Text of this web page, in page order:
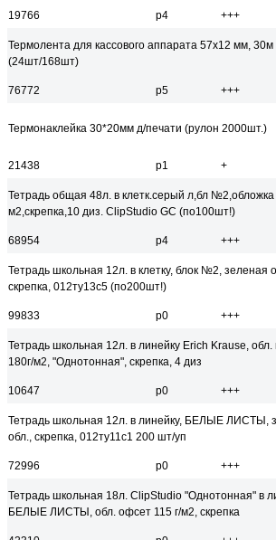
19766 р4 +++
Термолента для кассового аппарата 57х12 мм, 30м
(24шт/168шт)
76772 р5 +++
Термонаклейка 30*20мм д/печати (рулон 2000шт.)
21438 р1 +
Тетрадь общая 48л. в клетк.серый л,бл №2,обложка
м2,скрепка,10 диз. ClipStudio GC (по100шт!)
68954 р4 +++
Тетрадь школьная 12л. в клетку, блок №2, зеленая
скрепка, 012ту13с5 (по200шт!)
99833 р0 +++
Тетрадь школьная 12л. в линейку Erich Krause, обл.
180г/м2, "Однотонная", скрепка, 4 диз
10647 р0 +++
Тетрадь школьная 12л. в линейку, БЕЛЫЕ ЛИСТЫ,
обл., скрепка, 012ту11с1 200 шт/уп
72996 р0 +++
Тетрадь школьная 18л. ClipStudio "Однотонная" в
БЕЛЫЕ ЛИСТЫ, обл. офсет 115 г/м2, скрепка